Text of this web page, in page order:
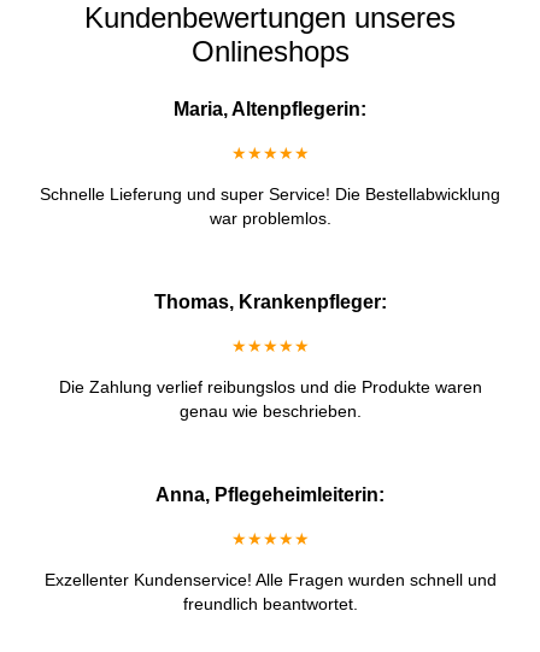
Kundenbewertungen unseres
Onlineshops
Maria, Altenpflegerin:
★★★★★
Schnelle Lieferung und super Service! Die Bestellabwicklung
war problemlos.
Thomas, Krankenpfleger:
★★★★★
Die Zahlung verlief reibungslos und die Produkte waren
genau wie beschrieben.
Anna, Pflegeheimleiterin:
★★★★★
Exzellenter Kundenservice! Alle Fragen wurden schnell und
freundlich beantwortet.